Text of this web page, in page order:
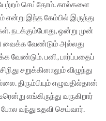
செய்தோம். கால்களை
என்று இந்த கேம்பில் இருந்து
நடக்கும்போது, ஒன்று முன்
வைக்க வேண்டும் அல்லது
வேண்டும். பனி, பார்ப்பதைப்
சறுக்கினாலும் விழுந்து
திரும்பியும் எழுவதில்தான்
எங்கிருந்து வருகிறார்
வந்து உதவி செய்வார்.